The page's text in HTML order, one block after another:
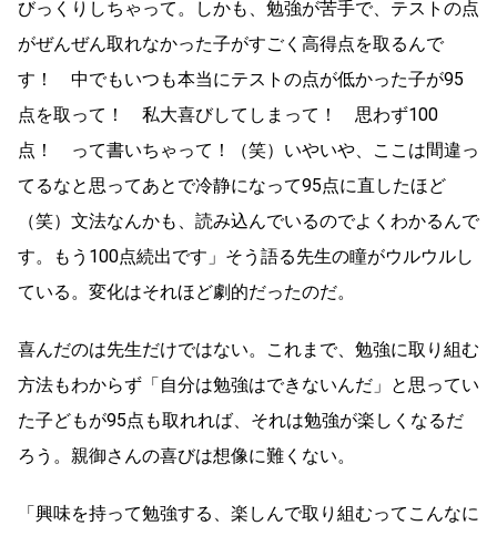
びっくりしちゃって。しかも、勉強が苦手で、テストの点
がぜんぜん取れなかった子がすごく高得点を取るんで
す！ 中でもいつも本当にテストの点が低かった子が95
点を取って！ 私大喜びしてしまって！ 思わず100
点！ って書いちゃって！（笑）いやいや、ここは間違っ
てるなと思ってあとで冷静になって95点に直したほど
（笑）文法なんかも、読み込んでいるのでよくわかるんで
す。もう100点続出です」そう語る先生の瞳がウルウルし
ている。変化はそれほど劇的だったのだ。
喜んだのは先生だけではない。これまで、勉強に取り組む
方法もわからず「自分は勉強はできないんだ」と思ってい
た子どもが95点も取れれば、それは勉強が楽しくなるだ
ろう。親御さんの喜びは想像に難くない。
「興味を持って勉強する、楽しんで取り組むってこんなに